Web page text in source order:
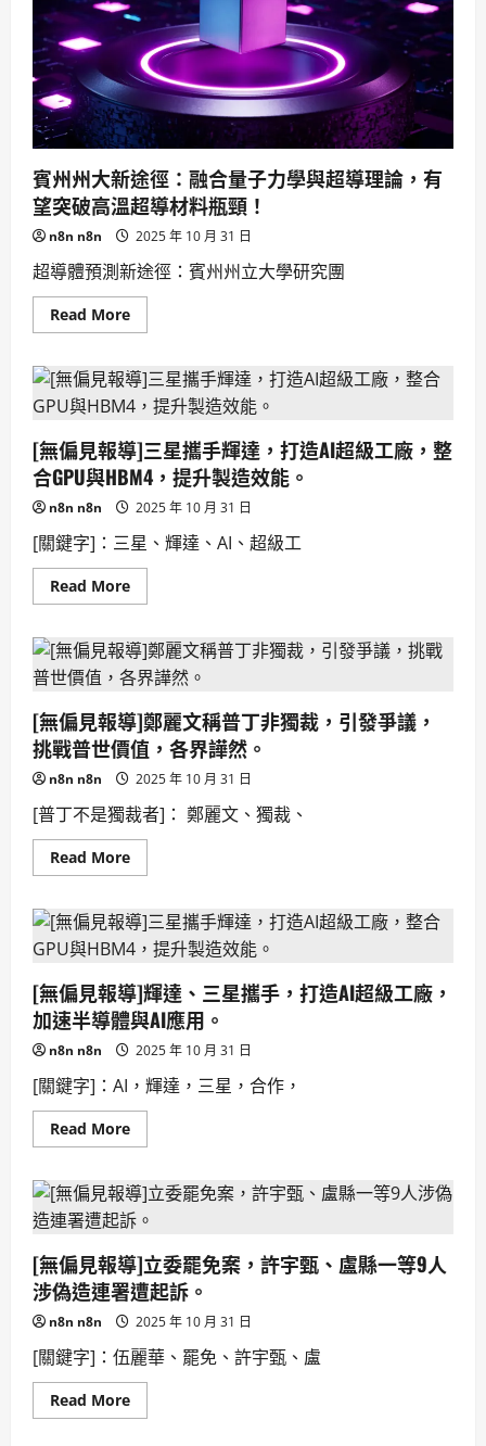
國
成
AI
戰
略
要
地。
APEC
峰
會
抗
議：
反
川
普、
反
中
威，
李
在
陷
中
夾
縫。
賓州州大新途徑：融合量子力學與超導理論，有
望突破高溫超導材料瓶頸！
n8n n8n 2025 年 10 月 31 日
超導體預測新途徑：賓州州立大學研究團
Read MoreRead
more
州
州
大
徑：
融
合
子
學
與
超
導
理
望
突
破
溫
超
導
材
料
瓶
[無偏見報導]三星攜手輝達，打造AI超級工廠，整
合GPU與HBM4，提升製造效能。
n8n n8n 2025 年 10 月 31 日
[關鍵字]：三星、輝達、AI、超級工
Read MoreRead
more
偏
見
報
導]
星
攜
手
達，
造
AI
超
級
工
合
GPU
與
提
升
製
造
效
能。
[無偏見報導]鄭麗文稱普丁非獨裁，引發爭議，
挑戰普世價值，各界譁然。
n8n n8n 2025 年 10 月 31 日
[普丁不是獨裁者]： 鄭麗文、獨裁、
Read MoreRead
more
偏
見
報
麗
文
稱
丁
獨
裁，
引
發
爭
戰
普
世
值，
各
界
譁
然。
[無偏見報導]輝達、三星攜手，打造AI超級工廠，
加速半導體與AI應用。
n8n n8n 2025 年 10 月 31 日
[關鍵字]：AI，輝達，三星，合作，
Read MoreRead
more
偏
見
報
導]
達、
三
星
手，
造
AI
超
級
工
[無偏見報導]立委罷免案，許宇甄、盧縣一等9人
涉偽造連署遭起訴。
n8n n8n 2025 年 10 月 31 日
[關鍵字]：伍麗華、罷免、許宇甄、盧
Read MoreRead
more